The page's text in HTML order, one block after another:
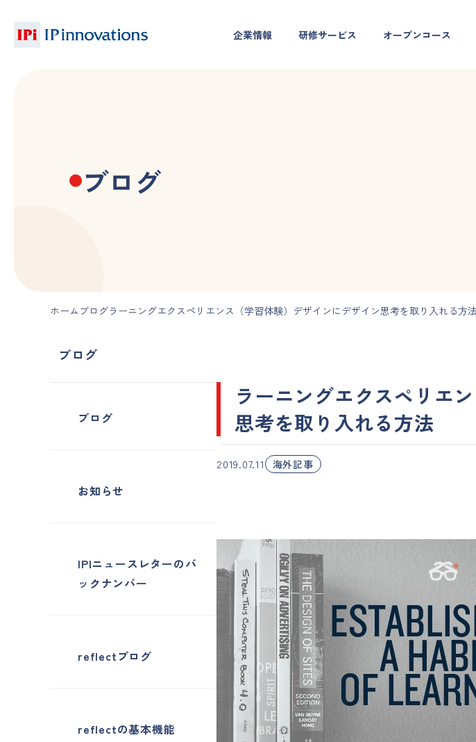
企業情報 研修サービス オープンコース
ブログ
ホーム ブログラーニングエクスペリエンス（学習体験）デザインにデザイン思考を取り入れる方
ブログ
ブログ
お知らせ
IPIニュースレターのバ
ックナンバー
reflectブログ
reflectの基本機能
ラーニングエクスペリエ
思考を取り入れる方法
2019.07.11 海外記事